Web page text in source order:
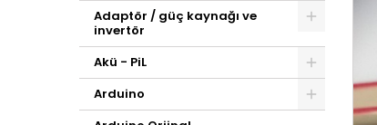
Adaptör / güç kaynağı ve
invertör
Akü - PiL
Arduino